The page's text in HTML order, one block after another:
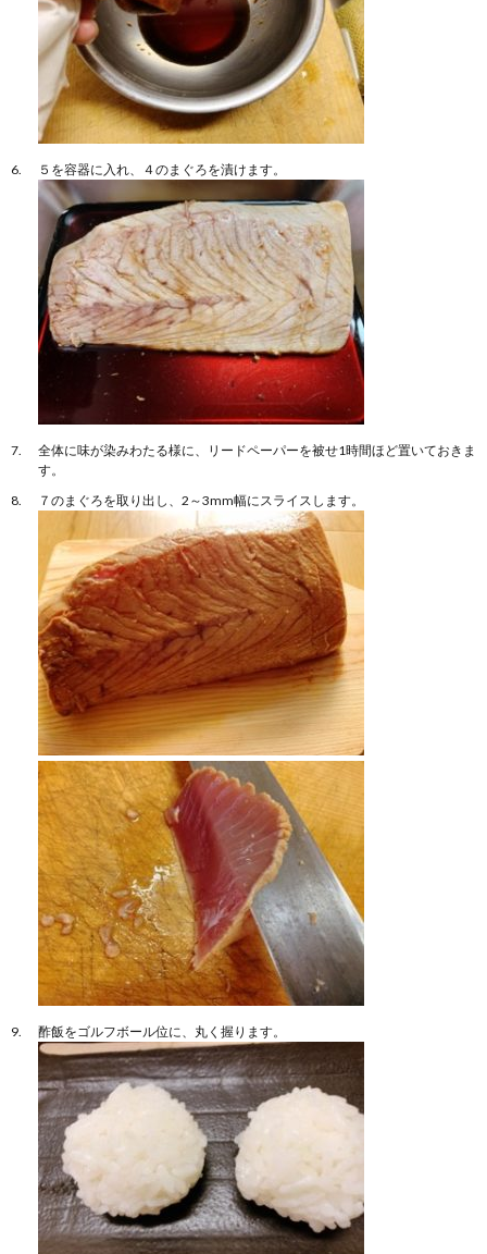
５を容器に入れ、４のまぐろを漬けます。
全体に味が染みわたる様に、リードペーパーを被せ1時間ほど置いておきま
す。
７のまぐろを取り出し、2～3mm幅にスライスします。
酢飯をゴルフボール位に、丸く握ります。